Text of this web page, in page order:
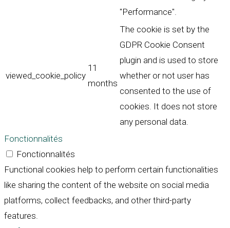
"Performance".
viewed_cookie_policy
11
months
The cookie is set by the
GDPR Cookie Consent
plugin and is used to store
whether or not user has
consented to the use of
cookies. It does not store
any personal data.
Fonctionnalités
Fonctionnalités
Functional cookies help to perform certain functionalities
like sharing the content of the website on social media
platforms, collect feedbacks, and other third-party
features.